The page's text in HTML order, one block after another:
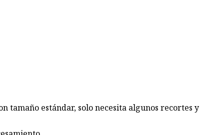
tamaño estándar, solo necesita algunos recortes y